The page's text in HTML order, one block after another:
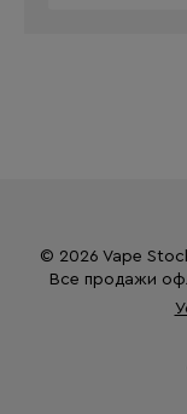
© 2026 Vape
Все продажи